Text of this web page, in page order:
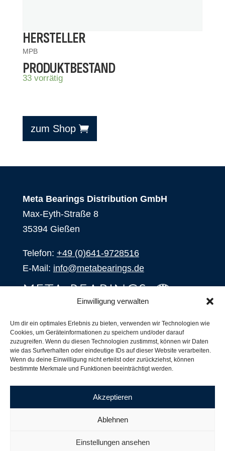
Einwilligung verwalten
Um dir ein optimales Erlebnis zu bieten, verwenden wir Technologien wie
Cookies, um Geräteinformationen zu speichern und/oder darauf
zuzugreifen. Wenn du diesen Technologien zustimmst, können wir Daten
wie das Surfverhalten oder eindeutige IDs auf dieser Website verarbeiten.
Wenn du deine Einwilligung nicht erteilst oder zurückziehst, können
bestimmte Merkmale und Funktionen beeinträchtigt werden.
Akzeptieren
Ablehnen
Einstellungen ansehen
HERSTELLER
MPB
PRODUKTBESTAND
33 vorrätig
zum Shop
Meta Bearings Distribution GmbH
Max-Eyth-Straße 8
35394 Gießen
Telefon: +49 (0)641-9728516
E-Mail: info@metabearings.de
SHOP
Produkte
Unsere Partner
Versand, Lieferung und Produktbestand
Nachsetzzeichen für Wälzlager